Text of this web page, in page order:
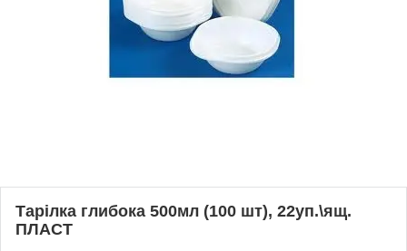
Тарілка глибока 500мл (100 шт), 22уп.\ящ.
ПЛАСТ